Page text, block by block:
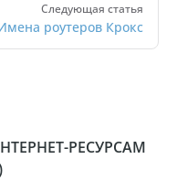
Следующая статья
роутеров Крокс
РЕСУРСАМ